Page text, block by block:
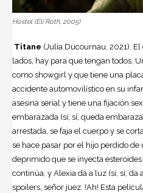
Hostel (Eli Roth, 2005)
Titane (Julia Ducournau, 2021).
lados, hay para que tengan todos.
como showgirl y que tiene una
accidente automovilístico en su
asesina serial y tiene una fijación
embarazada (sí, sí, queda
arrestada, se faja el cuerpo y se
se hace pasar por el hijo perdido
deprimido que se inyecta
continúa, y Alexia da a luz (sí, sí, da
spoilers, señor juez. !Ah! Esta